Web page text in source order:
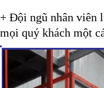
+ Đội ngũ nhân viên
mọi quý khách một